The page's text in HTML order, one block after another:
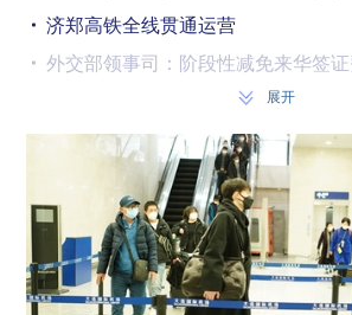
济郑高铁全线贯通运营
周末中东部地区气温将“大跳水”
港珠澳大桥旅游试运营12月15日开通
展开